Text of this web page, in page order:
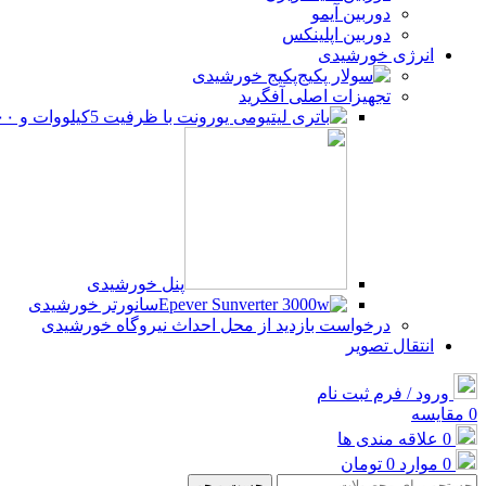
دوربین آیمو
دوربین اپلینکس
انرژی خورشیدی
پکیج خورشیدی
تجهیزات اصلی آفگرید
پنل خورشیدی
سانورتر خورشیدی
درخواست بازدید از محل احداث نیروگاه خورشیدی
انتقال تصویر
ورود / فرم ثبت نام
0 مقایسه
0 علاقه مندی ها
0 موارد 0 تومان